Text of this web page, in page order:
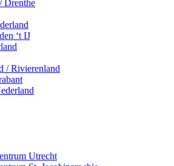
Drenthe
‘t IJ
/ Rivierenland
Utrecht